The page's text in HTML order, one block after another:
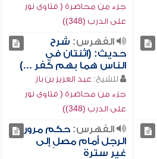
جزء من محاضرة ( فتاوى نور
على الدرب (348))
الفهرس: شرح
حديث: (اثنتان في
الناس هما بهم كفر ...)
للشيخ: عبد العزيز بن باز
جزء من محاضرة ( فتاوى نور
على الدرب (348))
الفهرس:حكم مرور
الرجل أمام مصلٍ إلى
غير سترة